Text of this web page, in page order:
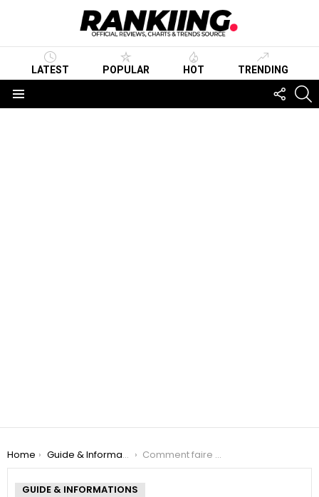
LATEST POPULAR HOT TRENDING
US
You are here:
Home Guide & Informations Comment faire apparaître la barre de navigation ?
GUIDE & INFORMATIONS